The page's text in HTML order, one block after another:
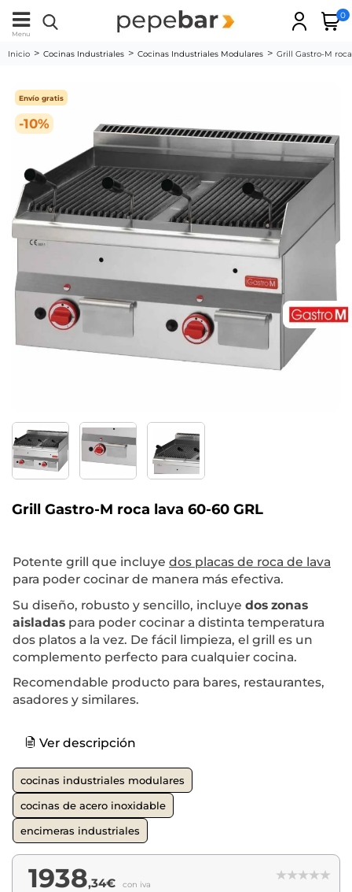
Menu
0
Inicio Cocinas Industriales Cocinas Industriales Modulares Grill Gastro-M
-10%
Envío gratis
Grill Gastro-M roca lava 60-60 GRL
Potente grill que incluye dos placas de roca de lava
para poder cocinar de manera más efectiva.
Su diseño, robusto y sencillo, incluye dos zonas
aisladas para poder cocinar a distinta temperatura
dos platos a la vez. De fácil limpieza, el grill es un
complemento perfecto para cualquier cocina.
Recomendable producto para bares, restaurantes,
asadores y similares.
Ver descripción
cocinas industriales modulares
cocinas de acero inoxidable
encimeras industriales
1938,34€ con iva